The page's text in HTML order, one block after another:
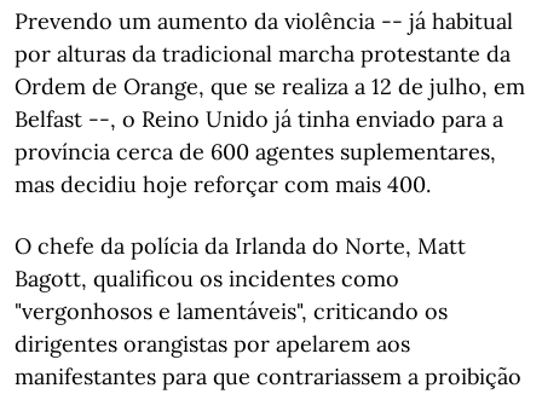
Prevendo um aumento da violência -- já habitual
por alturas da tradicional marcha protestante da
Ordem de Orange, que se realiza a 12 de julho, em
Belfast --, o Reino Unido já tinha enviado para a
província cerca de 600 agentes suplementares,
mas decidiu hoje reforçar com mais 400.
O chefe da polícia da Irlanda do Norte, Matt
Bagott, qualificou os incidentes como
"vergonhosos e lamentáveis", criticando os
dirigentes orangistas por apelarem aos
manifestantes para que contrariassem a proibição